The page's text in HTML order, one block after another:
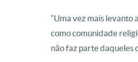
“Uma vez mais levanto
como comunidade
não faz parte daqueles